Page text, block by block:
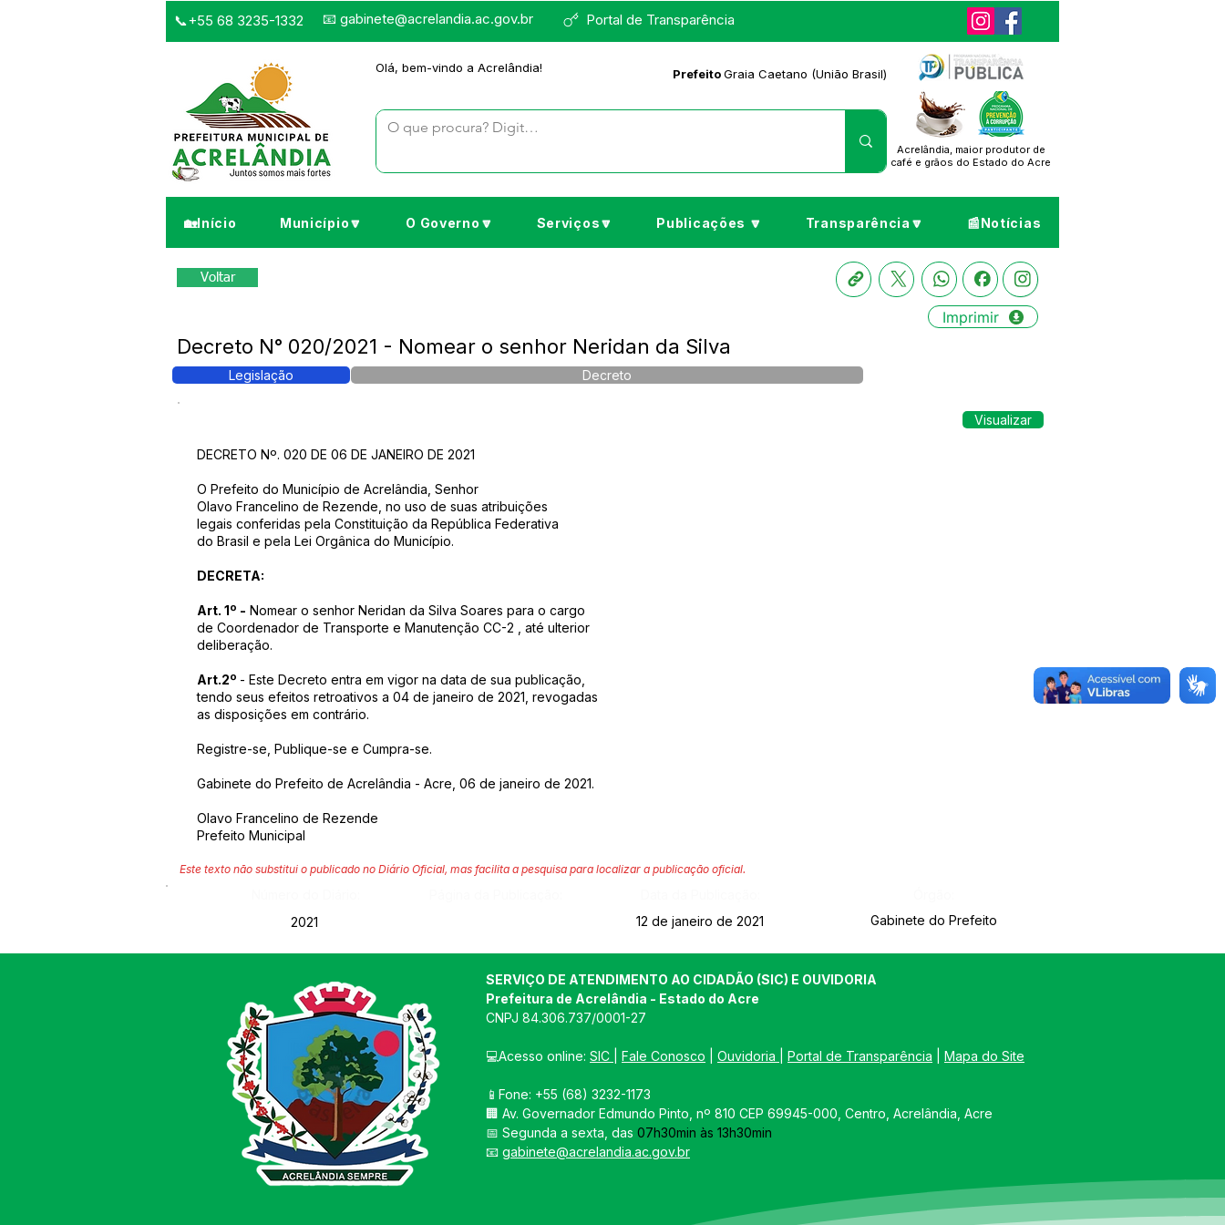
Portal de Transparência
📞+55 68 3235-1332 📧 gabinete@acrelandia.ac.gov.br
Olá, bem-vindo a Acrelândia! PrefeitoGraia Caetano (União Brasil)
Acrelândia, maior produtor de
café e grãos do Estado do Acre
🏡Início Município🔽 O Governo🔽 Serviços🔽 Publicações 🔽 Transparência🔽 📰Notícias
Voltar
Imprimir
Decreto N° 020/2021 - Nomear o senhor Neridan da Silva
Legislação Decreto
Visualizar
DECRETO Nº. 020 DE 06 DE JANEIRO DE 2021
O Prefeito do Município de Acrelândia, Senhor
Olavo Francelino de Rezende, no uso de suas atribuições
legais conferidas pela Constituição da República Federativa
do Brasil e pela Lei Orgânica do Município.
DECRETA:
Art. 1º - Nomear o senhor Neridan da Silva Soares para o cargo
de Coordenador de Transporte e Manutenção CC-2 , até ulterior
deliberação.
Art.2º - Este Decreto entra em vigor na data de sua publicação,
tendo seus efeitos retroativos a 04 de janeiro de 2021, revogadas
as disposições em contrário.
Registre-se, Publique-se e Cumpra-se.
Gabinete do Prefeito de Acrelândia - Acre, 06 de janeiro de 2021.
Olavo Francelino de Rezende
Prefeito Municipal
Este texto não substitui o publicado no Diário Oficial, mas facilita a pesquisa para localizar a publicação oficial.
2021
12 de janeiro de 2021 Gabinete do Prefeito
SERVIÇO DE ATENDIMENTO AO CIDADÃO (SIC) E OUVIDORIA
Prefeitura de Acrelândia - Estado do Acre
CNPJ 84.306.737/0001-27
💻Acesso online: SIC Fale Conosco Ouvidoria Portal de Transparência Mapa do Site
📱Fone: +55 (68) 3232-1173
🏢 Av. Governador Edmundo Pinto, nº 810 CEP 69945-000, Centro, Acrelândia, Acre
📅 Segunda a sexta, das 07h30min às 13h30min
📧 gabinete@acrelandia.ac.gov.br